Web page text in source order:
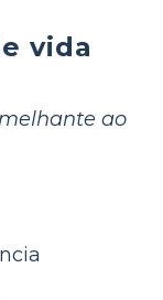
vida
ao